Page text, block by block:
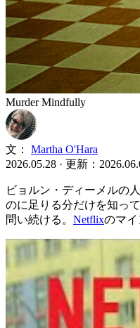
Murder Mindfully
文：
Martha O'Hara
2026.05.28 · 更新：
ビョルン・ディーメルの
のに足りる分だけを知っ
問い続ける。 Netflixのマ